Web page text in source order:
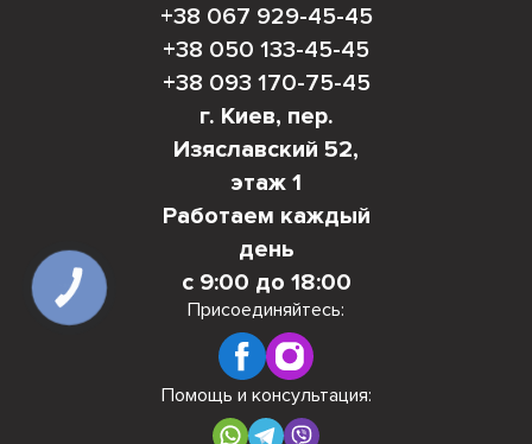
+38 067 929-45-45
+38 050 133-45-45
+38 093 170-75-45
г. Киев, пер.
Изяславский 52,
этаж 1
Работаем каждый
день
с 9:00 до 18:00
Присоединяйтесь:
Помощь и консультация:
КНОПКА
СВЯЗИ